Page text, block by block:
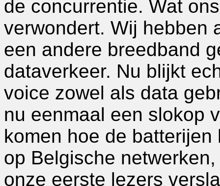
de concurrentie. Wat
verwondert. Wij hebben
een andere breedband
dataverkeer. Nu blijkt
voice zowel als data
nu eenmaal een slokop
komen hoe de
op Belgische
onze eerste lezers